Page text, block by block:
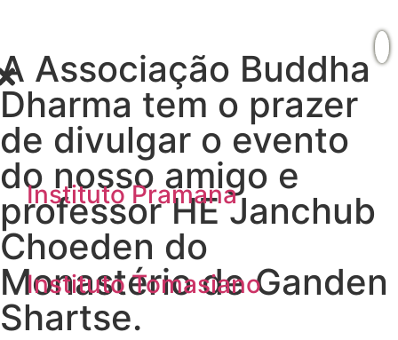
Instituto Pramana
Instituto Tomasiano
A Associação Buddha
Dharma tem o prazer
de divulgar o evento
do nosso amigo e
professor HE Janchub
Choeden do
Monastério de Ganden
Shartse.